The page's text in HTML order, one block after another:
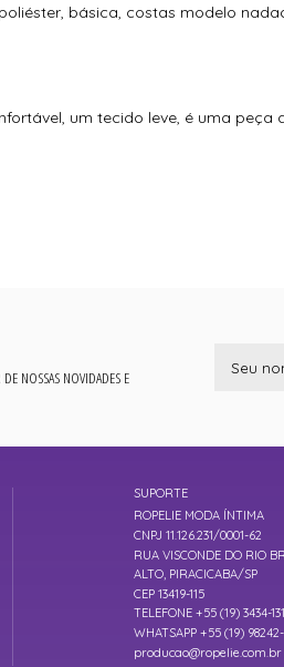
básica, costas modelo
um tecido leve, é uma
DE NOSSAS NOVIDADES E
SUPORTE
ROPELIE MODA ÍNTIMA
CNPJ 11.126.231/0001-62
RUA VISCONDE DO RIO
ALTO, PIRACICABA/SP
CEP 13419-115
TELEFONE +55 (19) 3434-
WHATSAPP +55 (19)
producao@ropelie.com.br